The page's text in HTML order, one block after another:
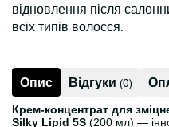
відновлення після
всіх типів волосся.
Опис Відгуки (0)
Крем-концентрат для
Silky Lipid 5S (200 мл) —